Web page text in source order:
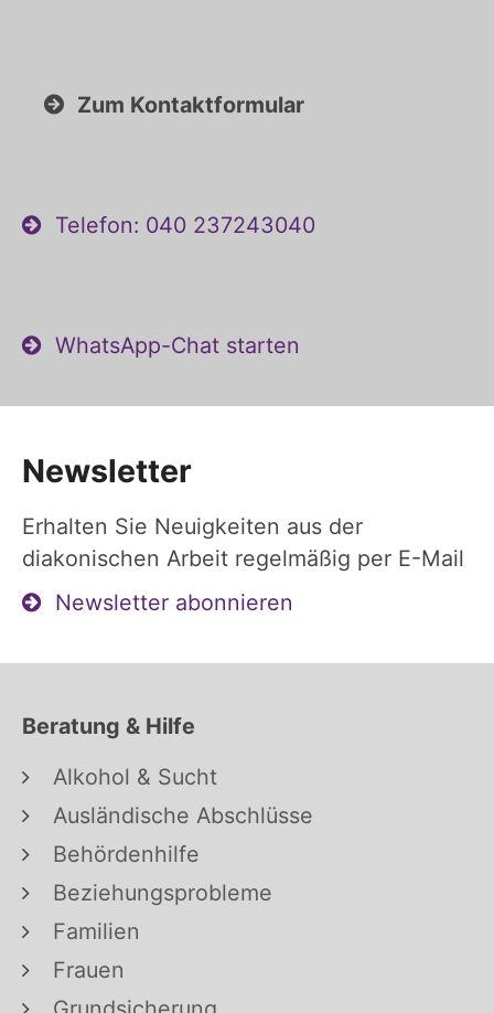
Zum Kontaktformular
Telefon: 040 237243040
WhatsApp-Chat starten
Newsletter
Erhalten Sie Neuigkeiten aus der
diakonischen Arbeit regelmäßig per E-Mail
Newsletter abonnieren
Beratung & Hilfe
Alkohol & Sucht
Ausländische Abschlüsse
Behördenhilfe
Beziehungsprobleme
Familien
Frauen